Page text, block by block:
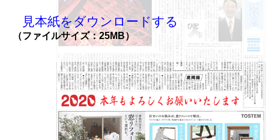
見本紙をダウンロードする
（ファイルサイズ：25MB）